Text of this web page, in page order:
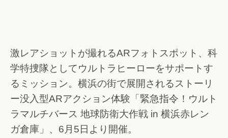
激レアショットが撮れるARフォトスポット、科
学特捜隊としてウルトラヒーローをサポートす
るミッション。横浜の街で展開されるストーリ
ー没入型ARアクション体験「緊急指令！ウルト
ラマルチバース 地球防衛大作戦 in 横浜赤レン
ガ倉庫」、6月5日より開催。